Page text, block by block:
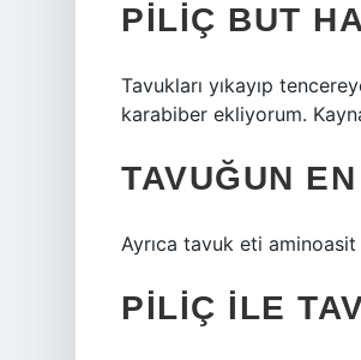
PILIÇ BUT
Tavukları yıkayıp
karabiber ekliyorum.
TAVUĞUN
Ayrıca tavuk eti aminoasit
PILIÇ ILE